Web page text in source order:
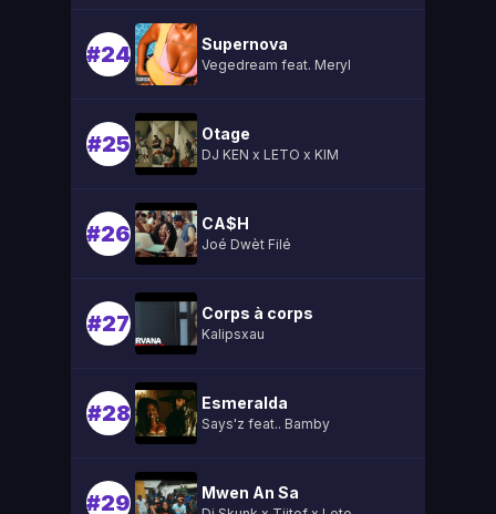
#24 Supernova
Vegedream feat. Meryl
#25 Otage
DJ KEN x LETO x KIM
#26 CA$H
Joé Dwèt Filé
#27 Corps à corps
Kalipsxau
#28 Esmeralda
Says'z feat.. Bamby
#29 Mwen An Sa